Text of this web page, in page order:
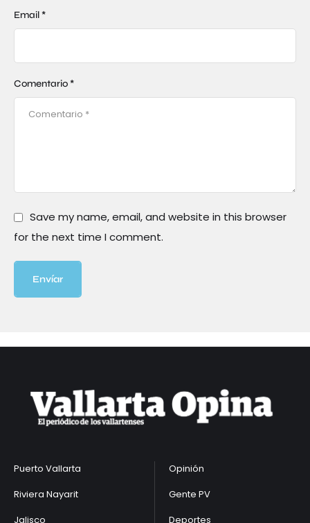
Comentario *
Email *
Save my name, email, and website in this browser
for the next time I comment.
Envíar
Puerto Vallarta
Riviera Nayarit
Jalisco
Opinión
Gente PV
Deportes